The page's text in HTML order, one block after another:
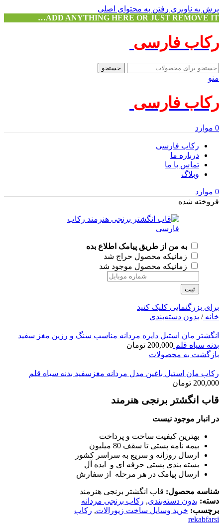
پرش به ناوبری رفتن به محتوای اصلی
ADD ANYTHING HERE OR JUST REMOVE IT…
رکاب فارسی
جستجو
منو
رکاب فارسی
0 موارد
رکاب فارسی
درباره ما
تماس با ما
وبلاگ
0 موارد
فروخته شده
به من از طریق پیامک اطلاع بده
زمانیکه محصول حراج شد
زمانیکه محصول موجود شد
ثبت
برای بزرگنمایی کلیک کنید
خانه/ بدون دسته‌بندی
انگشتر مان استیل دایره مردانه مناسب سنگ و رزین مغز سفید
بدنه سیاه قلم 200,000 تومان
بازگشت به محصولات
رکاب مان استیل باغین مدل مردانه مغزسفید بدنه سیاه قلم
200,000 تومان
قاب انگشتر برنجی هنرمند
در انبار موجود نیست
بهترین کیفیت ساخت و پرداخت
بیمه نامه پستی تا سقف 80 میلیون
ارسال روزانه و سریع به سراسر کشور
بسته بندی پستی حرفه ای و ایده آل
ارسال پیامک در هر مرحله از سفارش
شناسه محصول: قاب انگشتر برنجی هنرمند
دسته: بدون دسته‌بندی, رکاب برنجی مردانه
برچسب: خرید وسایل ساخت زیورالات, رکاب
rekabfarsi